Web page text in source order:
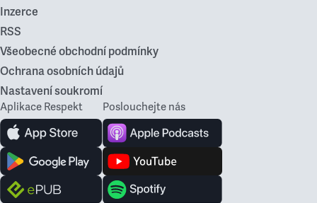
Inzerce
RSS
Všeobecné obchodní podmínky
Ochrana osobních údajů
Nastavení soukromí
Aplikace Respekt Poslouchejte nás